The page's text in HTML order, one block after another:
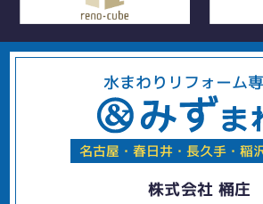
水まわりリフォーム
名古屋・春日井・長久手・稲
株式会社 桶庄